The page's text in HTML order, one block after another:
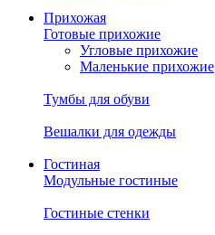
Прихожая
Готовые прихожие
Угловые прихожие
Маленькие прихожие
Тумбы для обуви
Вешалки для одежды
Гостиная
Модульные гостиные
Гостиные стенки